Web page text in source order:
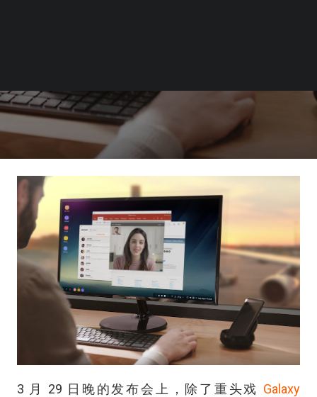
3 月 29 日晚的发布会上，除了重头戏 Galaxy